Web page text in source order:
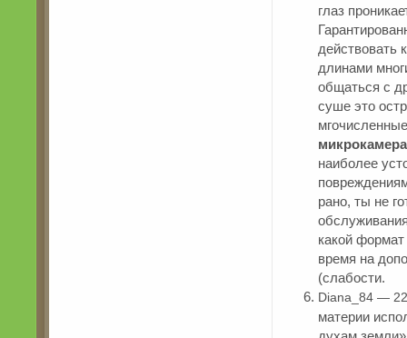
глаз
действовать
длинами
общаться с
суше это
наиболее
рано, ты не
какой формат
время на
(слабости.
Diana_84 —
материи